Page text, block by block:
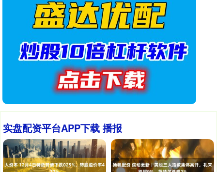
实盘配资平台APP下载 播报